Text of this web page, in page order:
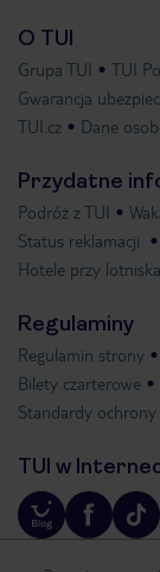
O TUI
Grupa TUI TUI
Gwarancja
TUI.cz
Dane
Przydatne
Podróż z TUI
Status reklamacji
Hotele przy
Regulaminy
Regulamin strony
Bilety czarterowe
Standardy ochrony
TUI w